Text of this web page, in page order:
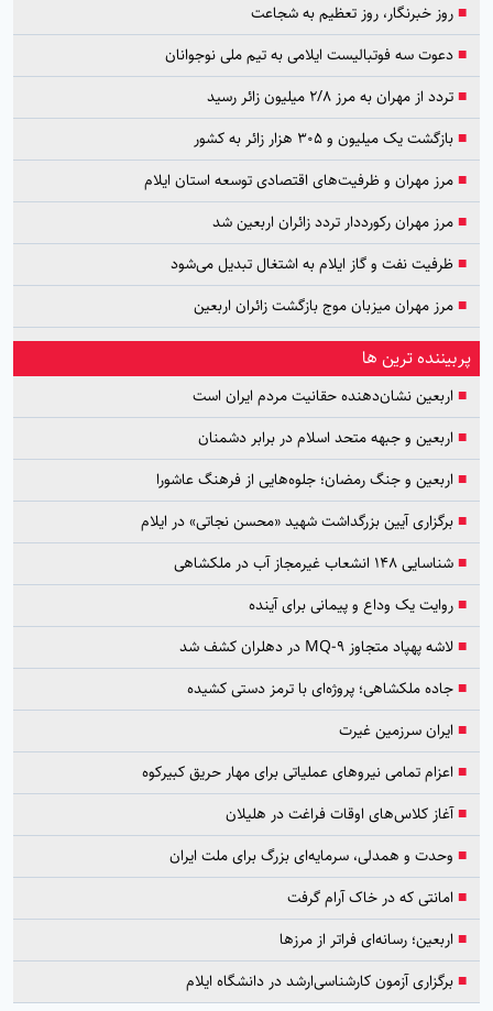
■روز خبرنگار، روز تعظیم به شجاعت
■دعوت سه فوتبالیست ایلامی به تیم ملی نوجوانان
■تردد از مهران به مرز ۲/۸ میلیون زائر رسید
■بازگشت یک میلیون و ۳۰۵ هزار زائر به کشور
■مرز مهران و ظرفیت‌های اقتصادی توسعه استان ایلام
■مرز مهران رکورددار تردد زائران اربعین شد
■ظرفیت نفت و گاز ایلام به اشتغال تبدیل می‌شود
■مرز مهران میزبان موج بازگشت زائران اربعین
پربیننده ترین ها
■ اربعین نشان‌دهنده حقانیت مردم ایران است
■ اربعین و جبهه متحد اسلام در برابر دشمنان
■ اربعین و جنگ رمضان؛ جلوه‌هایی از فرهنگ عاشورا
■برگزاری آیین بزرگداشت شهید «محسن نجاتی» در ایلام
■شناسایی ۱۴۸ انشعاب غیرمجاز آب در ملکشاهی
■روایت یک وداع و پیمانی برای آینده
■لاشه پهپاد متجاوز MQ-9 در دهلران کشف شد
■جاده ملکشاهی؛ پروژه‌ای با ترمز دستی کشیده
■ ایران سرزمین غیرت
■ اعزام تمامی نیروهای عملیاتی برای مهار حریق کبیرکوه
■آغاز کلاس‌های اوقات فراغت در هلیلان
■ وحدت و همدلی، سرمایه‌ای بزرگ برای ملت ایران
■ امانتی که در خاک آرام گرفت
■ اربعین؛ رسانه‌ای فراتر از مرزها
■برگزاری آزمون کارشناسی‌ارشد در دانشگاه ایلام